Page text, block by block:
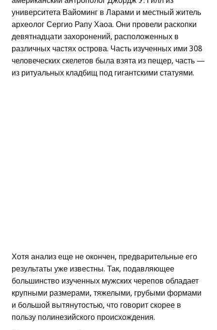
университета Вайоминг в Ларами и местный житель
археолог Сергио Рапу Хаоа. Они провели раскопки
девятнадцати захоронений, расположенных в
различных частях острова. Часть изученных ими 308
человеческих скелетов была взята из пещер, часть —
из ритуальных кладбищ под гигантскими статуями.
Хотя анализ еще не окончен, предварительные его
результаты уже известны. Так, подавляющее
большинство изученных мужских черепов обладает
крупными размерами, тяжелыми, грубыми формами
и большой вытянутостью, что говорит скорее в
пользу полинезийского происхождения.